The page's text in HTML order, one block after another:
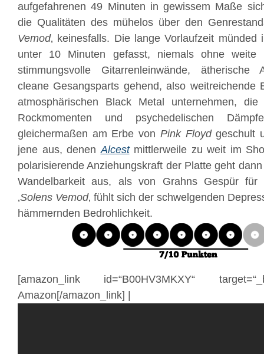
aufgefahrenen 49 Minuten in gewissem Maße
die Qualitäten des mühelos über den
Vemod‚ keinesfalls. Die lange Vorlaufzeit
unter 10 Minuten gefasst, niemals ohne weite
stimmungsvolle Gitarrenleinwände, ätherische
cleane Gesangsparts gehend, also weitreichende
atmosphärischen Black Metal unternehmen,
Rockmomenten und psychedelischen
gleichermaßen am Erbe von Pink Floydgeschult
jene aus, denenAlcestmittlerweile zu weit im
polarisierende Anziehungskraft der Platte geht
Wandelbarkeit aus, als von Grahns Gespür für
‚Solens Vemod‚ fühlt sich der schwelgenden
hämmernden Bedrohlichkeit.
[amazon_link id=“B00HV3MKXY“
Amazon[/amazon_link] |